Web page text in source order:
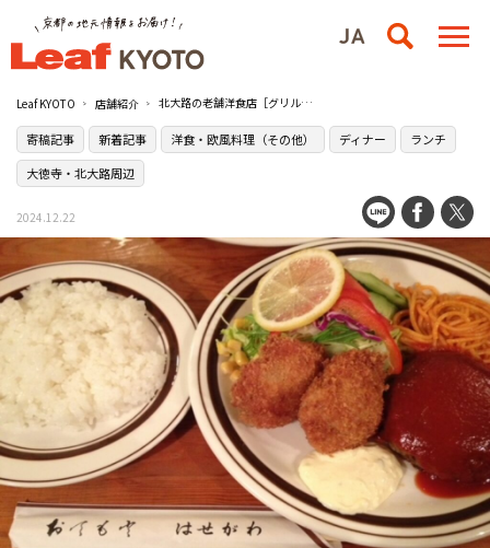
Leaf KYOTO 店舗紹介 北大路の老舗洋食店［グリルはせがわ］の創業時から変わらない美味しさ【寄稿記事】
寄稿記事 新着記事 洋食・欧風料理（その他） ディナー
ランチ
大徳寺・北大路周辺
2024.12.22